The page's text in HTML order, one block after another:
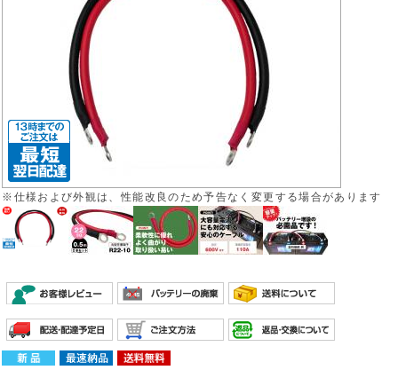
※仕様および外観は、性能改良のため予告なく変更する場合があります